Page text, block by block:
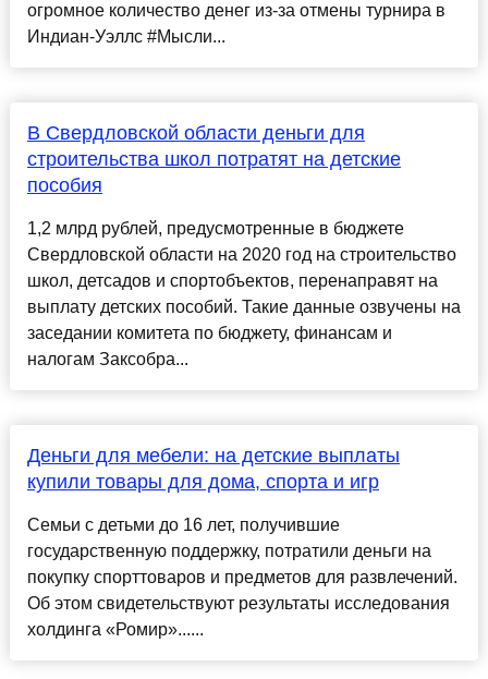
огромное количество денег из-за отмены турнира в
Индиан-Уэллс #Мысли...
В Свердловской области деньги для
строительства школ потратят на детские
пособия
1,2 млрд рублей, предусмотренные в бюджете
Свердловской области на 2020 год на строительство
школ, детсадов и спортобъектов, перенаправят на
выплату детских пособий. Такие данные озвучены на
заседании комитета по бюджету, финансам и
налогам Заксобра...
Деньги для мебели: на детские выплаты
купили товары для дома, спорта и игр
Семьи с детьми до 16 лет, получившие
государственную поддержку, потратили деньги на
покупку спорттоваров и предметов для развлечений.
Об этом свидетельствуют результаты исследования
холдинга «Ромир»......